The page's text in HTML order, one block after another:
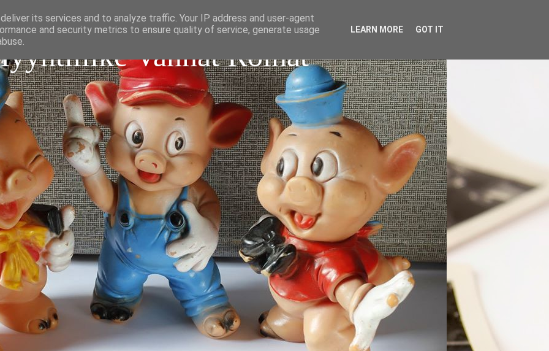
Vanhat Roinat
its services and to analyze traffic. Your IP address and user-agent
and security metrics to ensure quality of service, generate usage
LEARN MORE GOT IT